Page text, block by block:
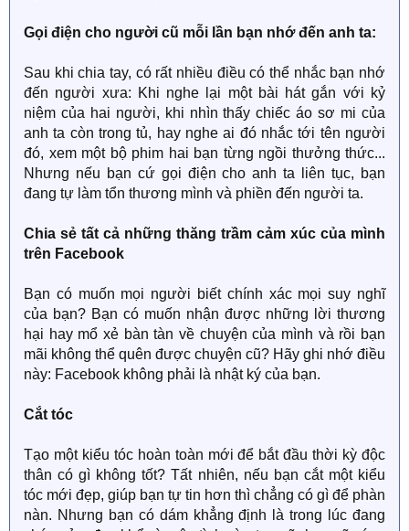
Gọi điện cho người cũ mỗi lần bạn nhớ đến anh ta:
Sau khi chia tay, có rất nhiều điều có thể nhắc bạn nhớ
đến người xưa: Khi nghe lại một bài hát gắn với kỷ
niệm của hai người, khi nhìn thấy chiếc áo sơ mi của
anh ta còn trong tủ, hay nghe ai đó nhắc tới tên người
đó, xem một bộ phim hai bạn từng ngồi thưởng thức...
Nhưng nếu bạn cứ gọi điện cho anh ta liên tục, bạn
đang tự làm tổn thương mình và phiền đến người ta.
Chia sẻ tất cả những thăng trầm cảm xúc của mình
trên Facebook
Bạn có muốn mọi người biết chính xác mọi suy nghĩ
của bạn? Bạn có muốn nhận được những lời thương
hại hay mổ xẻ bàn tàn về chuyện của mình và rồi bạn
mãi không thể quên được chuyện cũ? Hãy ghi nhớ điều
này: Facebook không phải là nhật ký của bạn.
Cắt tóc
Tạo một kiểu tóc hoàn toàn mới để bắt đầu thời kỳ độc
thân có gì không tốt? Tất nhiên, nếu bạn cắt một kiểu
tóc mới đẹp, giúp bạn tự tin hơn thì chẳng có gì để phàn
nàn. Nhưng bạn có dám khẳng định là trong lúc đang